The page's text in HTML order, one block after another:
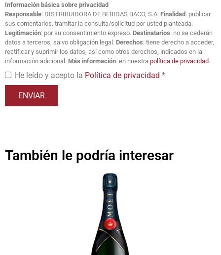
Información básica sobre privacidad
Responsable: DISTRIBUIDORA DE BEBIDAS BACO, S.A. Finalidad : publicar
sus comentarios, tramitar la consulta/solicitud por usted planteada.
Legitimación: por su consentimiento expreso. Destinatarios: no se cederán
datos a terceros, salvo obligación legal. Derechos: tiene derecho a acceder,
rectificar y suprimir los datos, así como otros derechos, indicados en la
información adicional. Más información: en nuestra política de privacidad.
He leído y acepto la Política de privacidad *
También le podría interesar